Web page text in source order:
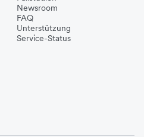
Newsroom
FAQ
Unterstützung
Service-Status